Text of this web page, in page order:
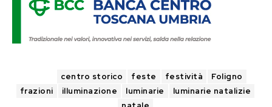
centro storico feste festività
Foligno
frazioni
illuminazione luminarie
luminarie natalizie